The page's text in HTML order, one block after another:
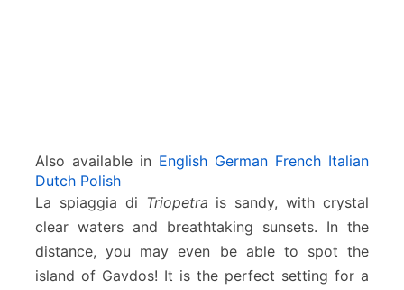
Also available in English German French Italian
Dutch Polish
La spiaggia di Triopetra is sandy, with crystal
clear waters and breathtaking sunsets. In the
distance, you may even be able to spot the
island of Gavdos! It is the perfect setting for a